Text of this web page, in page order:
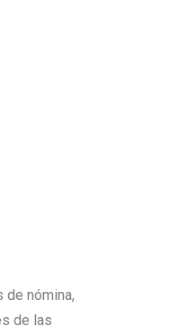
de nómina,
de las